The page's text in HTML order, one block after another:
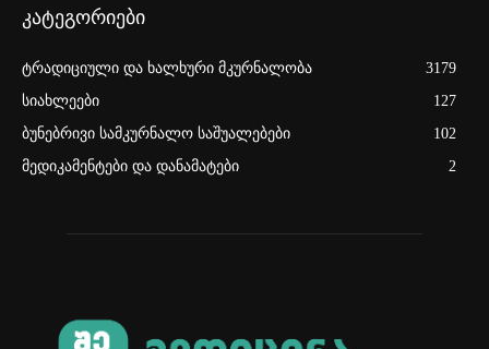
კატეგორიები
ტრადიციული და ხალხური მკურნალობა
3179
სიახლეები
127
ბუნებრივი სამკურნალო საშუალებები
102
მედიკამენტები და დანამატები
2